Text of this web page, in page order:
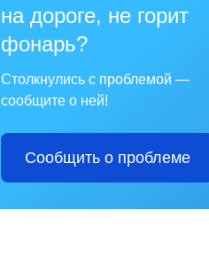
на дороге, не горит
фонарь?
Столкнулись с проблемой —
сообщите о ней!
Сообщить о проблеме